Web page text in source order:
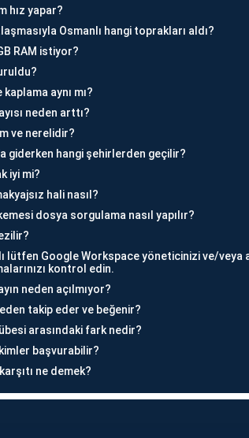
hız yapar?
Osmanlı hangi toprakları aldı?
RAM istiyor?
aynı mı?
neden arttı?
ve nerelidir?
giderken hangi şehirlerden geçilir?
iyi mi?
hali nasıl?
dosya sorgulama nasıl yapılır?
lütfen Google Workspace yöneticinizi ve/veya
kontrol edin.
neden açılmıyor?
takip eder ve beğenir?
arasındaki fark nedir?
başvurabilir?
ne demek?